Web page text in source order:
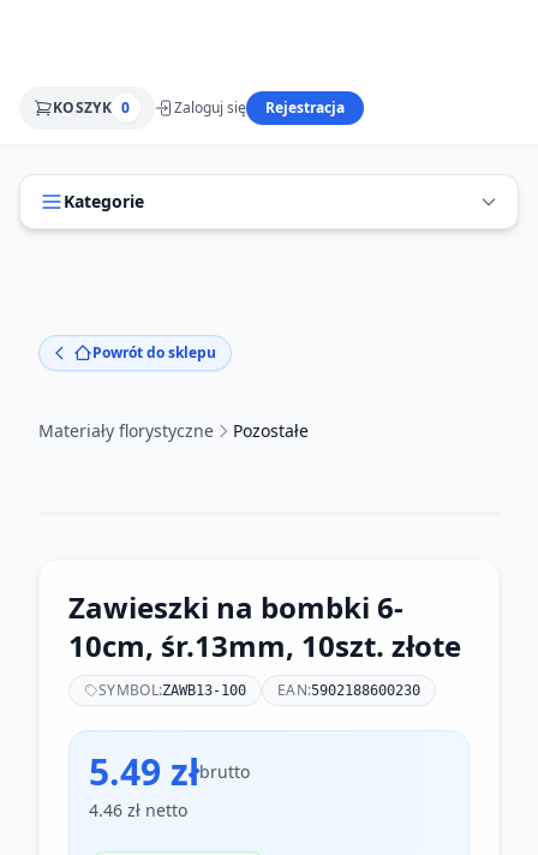
KOSZYK 0 Zaloguj się Rejestracja
Kategorie
Powrót do sklepu
Materiały florystyczne Pozostałe
Zawieszki na bombki 6-
10cm, śr.13mm, 10szt. złote
SYMBOL:ZAWB13-100 EAN:5902188600230
5.49 złbrutto
4.46 zł netto